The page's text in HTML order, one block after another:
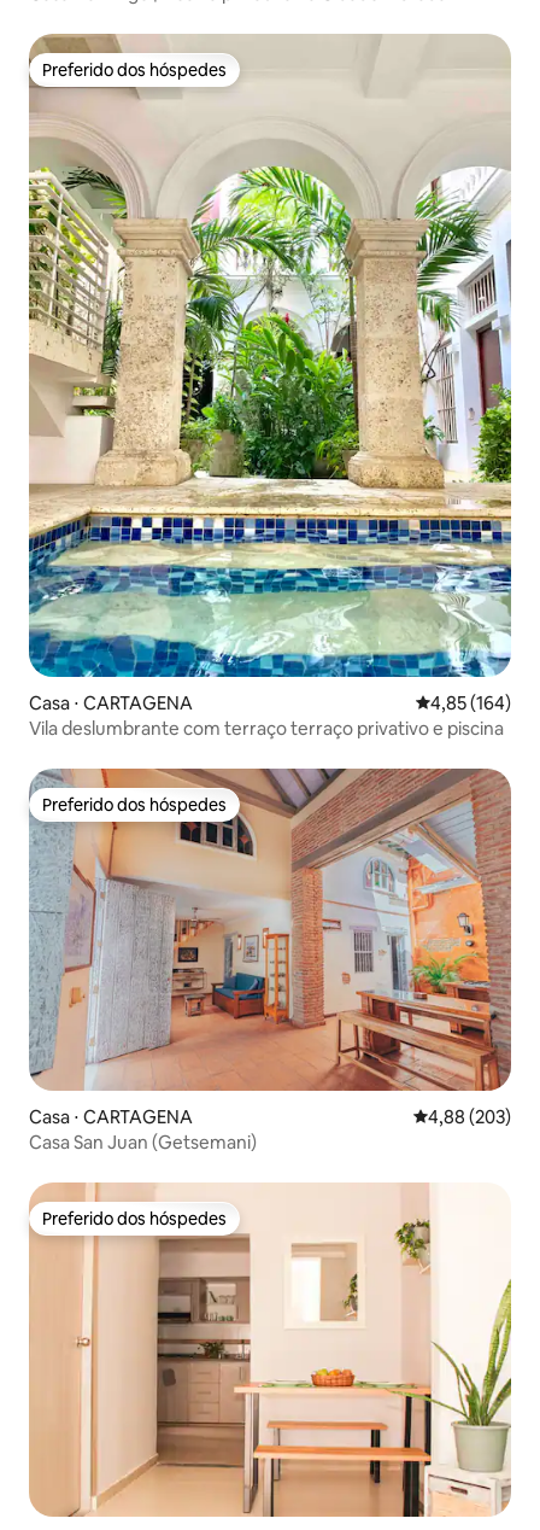
Preferido dos hóspedes
Preferido dos hóspedes
Casa ⋅ CARTAGENA 4,85 de uma
4,85 (164)
Vila deslumbrante com terraço terraço privativo e piscina
Preferido dos hóspedes
Preferido dos hóspedes
Casa ⋅ CARTAGENA 4,88 de uma
4,88 (203)
Casa San Juan (Getsemani)
Preferido dos hóspedes
Preferido dos hóspedes